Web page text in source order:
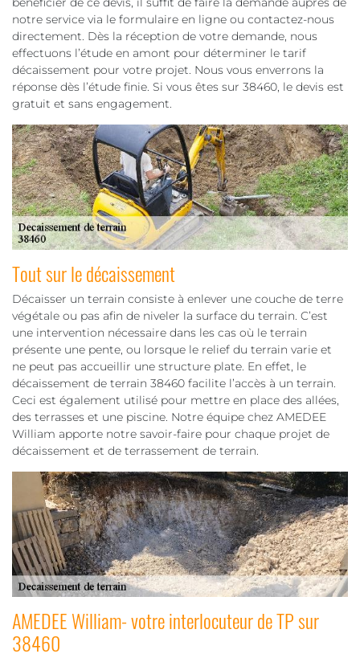
notre service via le formulaire en ligne ou contactez-nous
directement. Dès la réception de votre demande, nous
effectuons l’étude en amont pour déterminer le tarif
décaissement pour votre projet. Nous vous enverrons la
réponse dès l’étude finie. Si vous êtes sur 38460, le devis est
gratuit et sans engagement.
Tout sur le décaissement
Décaisser un terrain consiste à enlever une couche de terre
végétale ou pas afin de niveler la surface du terrain. C’est
une intervention nécessaire dans les cas où le terrain
présente une pente, ou lorsque le relief du terrain varie et
ne peut pas accueillir une structure plate. En effet, le
décaissement de terrain 38460 facilite l’accès à un terrain.
Ceci est également utilisé pour mettre en place des allées,
des terrasses et une piscine. Notre équipe chez AMEDEE
William apporte notre savoir-faire pour chaque projet de
décaissement et de terrassement de terrain.
AMEDEE William- votre interlocuteur de TP sur
38460